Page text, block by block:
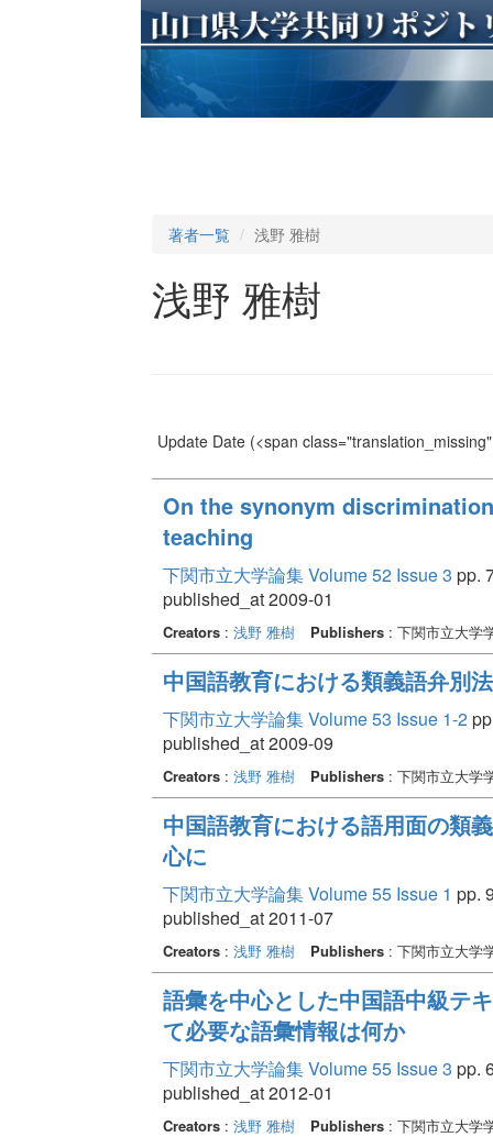
著者一覧 浅野 雅樹
浅野 雅樹
Update Date(<span
On the synonym
teaching
下関市立大学論集 Volume 52 Issue 3 pp.
published_at 2009-01
Creators: 浅野 雅樹 Publishers: 下関市立大学
中国語教育における類義語弁別
下関市立大学論集 Volume 53 Issue 1-2
published_at 2009-09
Creators: 浅野 雅樹 Publishers: 下関市立大学
中国語教育における語用面の類
心に
下関市立大学論集 Volume 55 Issue 1 pp.
published_at 2011-07
Creators: 浅野 雅樹 Publishers: 下関市立大学
語彙を中心とした中国語中級テ
て必要な語彙情報は何か
下関市立大学論集 Volume 55 Issue 3 pp.
published_at 2012-01
Creators: 浅野 雅樹 Publishers: 下関市立大学